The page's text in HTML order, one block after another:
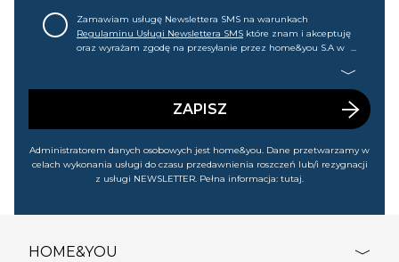
Zamawiam usługę Newslettera SMS na warunkach
Regulaminu Usługi Newslettera SMS które znam i akceptuję
oraz wyrażam zgodę na przesyłanie przez home&you S.A w
wyprzedażach). Wiem, że mogę tę zgodę w każdej chwili
ZAPISZ
Administratorem danych osobowych jest home&you. Dane przetwarzamy w
celach wykonania usługi do czasu przedawnienia roszczeń lub/i rezygnacji
z usługi NEWSLETTER. Pełna informacja: tutaj.
HOME&YOU